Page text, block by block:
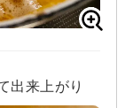
出来上がり